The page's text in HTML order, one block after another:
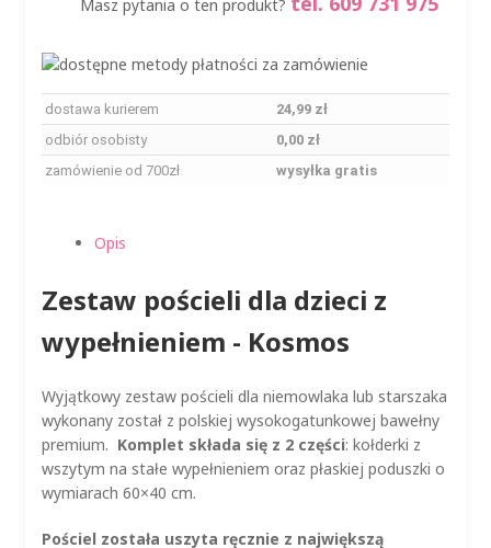
wypełnieniem
Kosmos
Masz pytania o ten produkt?
dostawa kurierem
24,99 zł
odbiór osobisty
0,00 zł
zamówienie od 700zł
wysyłka gratis
Opis
Zestaw pościeli dla dzieci z
wypełnieniem - Kosmos
Wyjątkowy zestaw pościeli dla niemowlaka lub starszaka
wykonany został z polskiej wysokogatunkowej bawełny
premium. Komplet składa się z 2 części: kołderki z
wszytym na stałe wypełnieniem oraz płaskiej poduszki o
wymiarach 60×40 cm.
Pościel została uszyta ręcznie z największą